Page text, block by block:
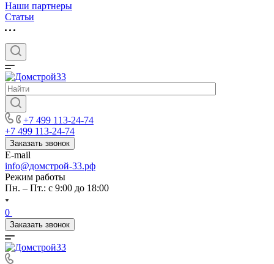
Наши партнеры
Статьи
+7 499 113-24-74
+7 499 113-24-74
Заказать звонок
E-mail
info@домстрой-33.рф
Режим работы
Пн. – Пт.: с 9:00 до 18:00
0
Заказать звонок